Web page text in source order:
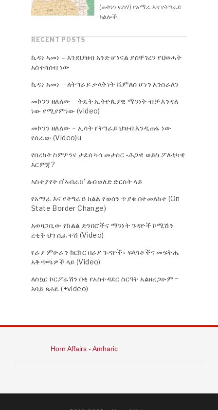
(መኮነን ፍስሃ) የአማራ እና የትግራይ
ክልሎች.
RECENT POSTS
ኪዳነ ኣመነ – እንደህዝብ አንድ ሆነናል ያስቸገረን የህወሓት
አስተሳሰብ ነው
ኪዳነ አመነ – ለትግራይ ታላቅነት ሼምለስ ሆነን እንሰራለን
መኮንን ዘለለው – ትዴት ኢትዮጲያዊ ማንነት ብቻ እንዳለ
ነው የሚያምነው (video)
መኮንን ዘለለው – ኢሳት የትግራይ ህዝብ እንዲጠፋ ነው
የሰራው (Video)u
የበረከት ስምዖንና ታደሰ ካሳ መታሰር -ሕጋዊ ወይስ ፖለቲካዊ
እርምጃ?
ኣስተያየት በ’ኣብራክ’ ልብወለድ ድርሰት ላይ
የአማራ እና የትግራይ ክልል የወሰን ጥያቄ በተመለከተ (On
State Border Change)
አወዛጋቢው የክልል ድንበሮችና ማንነት ጉዳዮች ኮሚሽን
ረቂቅ ህግ ሲፈተሽ (Video)
የራያ ምሁራን ክርክር በራያ ጉዳዮች፣ ፍላጎቶችና መፍትሔ
አቅጣጫዎች ላይ (Video)
ለስኳር ኮርፖሬሽን በቂ የአስተዳደር ስርዓት አልዘረጋሁም ~
አባይ ጸሐዬ (+video)
Horn Affairs - Amharic